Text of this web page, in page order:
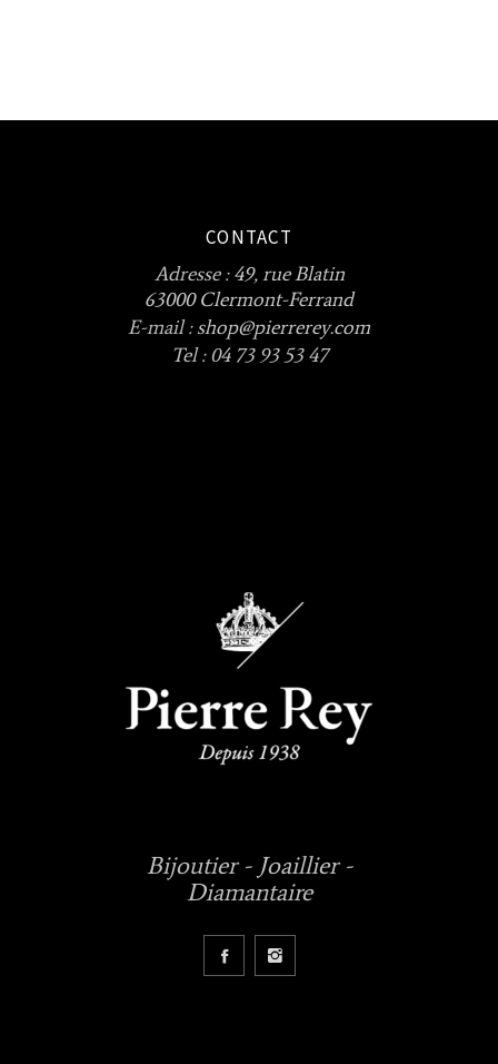
CONTACT
Adresse :49, rue Blatin
63000 Clermont-Ferrand
E-mail :shop@pierrerey.com
Tel : 04 73 93 53 47
Bijoutier - Joaillier -
Diamantaire